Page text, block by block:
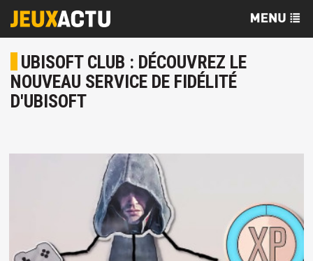
UBISOFT CLUB : DÉCOUVREZ LE
NOUVEAU SERVICE DE FIDÉLITÉ
D'UBISOFT